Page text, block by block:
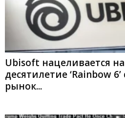
Ubisoft нацеливается
десятилетие ‘Rainbow
рынок...